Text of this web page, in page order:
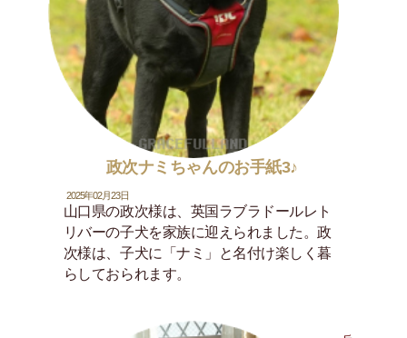
政次ナミちゃんのお手紙3♪
2025年02月23日
山口県の政次様は、英国ラブラドールレト
リバーの子犬を家族に迎えられました。政
次様は、子犬に「ナミ」と名付け楽しく暮
らしておられます。